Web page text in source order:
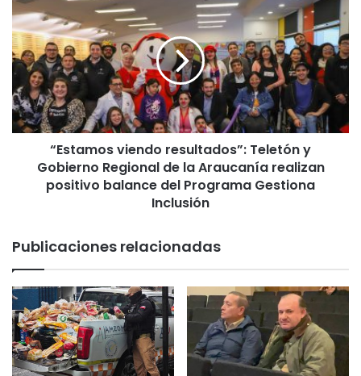
e
c
e
r
c
a
d
c
r
e
a
s
d
E
s
t
a
o
s
v
e
s
u
l
t
a
d
o
“Estamos viendo resultados”: Teletón y
Gobierno Regional de la Araucanía realizan
positivo balance del Programa Gestiona
Inclusión
Publicaciones relacionadas